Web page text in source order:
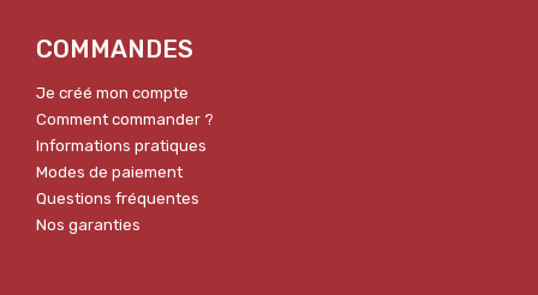
COMMANDES
Je créé mon compte
Comment commander ?
Informations pratiques
Modes de paiement
Questions fréquentes
Nos garanties